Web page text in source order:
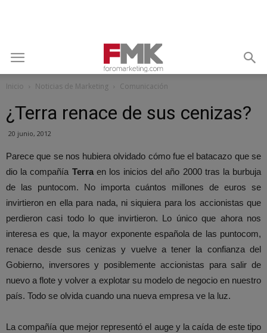
Inicio Noticias de Marketing Comunicación
¿Terra renace de sus cenizas?
20 junio, 2012
Parece que se nos hubiera olvidado cómo fue el batacazo que se
dio la compañía Terraen los inicios del año 2000 tras la burbuja
de las puntocom. No importa cuántos millones de euros se
invirtieron en ella para nada, ni siquiera para los accionistas que
perdieron casi todo lo que invirtieron. Lo único que ahora nos
interesa es que, la mayor exponente española de las puntocom,
renace desde sus cenizas y vuelve a tener la confianza del
Gobierno, inversores y posiblemente accionistas para salir de
nuevo a flote y volver a explotar su modelo de negocio en nuestro
país. Todo se olvida cuando una nueva empresa ve la luz.
La compañía que mejor representó el auge y la caída de este tipo